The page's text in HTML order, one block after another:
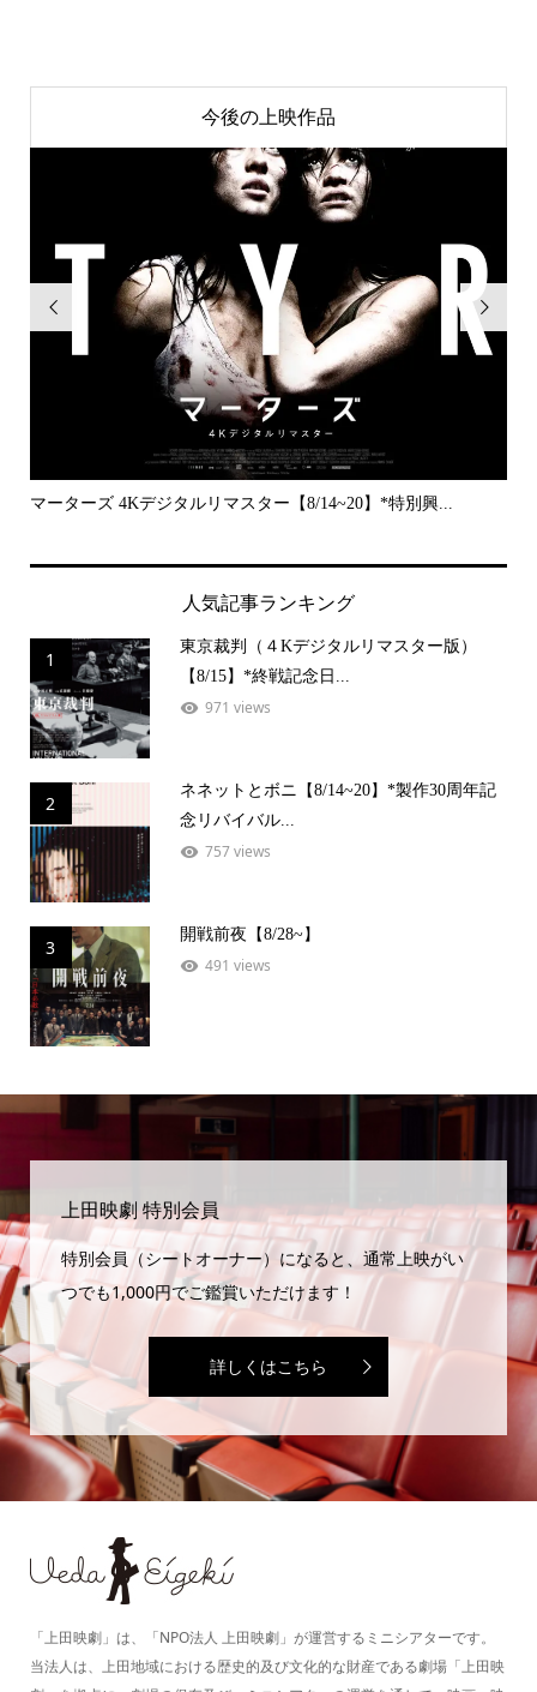
今後の上映作品

マーターズ 4Kデジタルリマスター【8/14~20】*特別興...

人気記事ランキング
1
東京裁判（４Kデジタルリマスター版）
【8/15】*終戦記念日...
971 views
2
ネネットとボニ【8/14~20】*製作30周年記
念リバイバル...
757 views
3
開戦前夜【8/28~】
491 views
上田映劇 特別会員
特別会員（シートオーナー）になると、通常上映がい
つでも1,000円でご鑑賞いただけます！
詳しくはこちら
「上田映劇」は、「NPO法人 上田映劇」が運営するミニシアターです。
当法人は、上田地域における歴史的及び文化的な財産である劇場「上田映